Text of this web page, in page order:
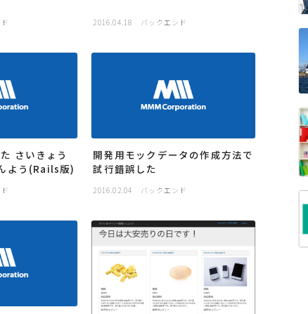
2016.04.18 バックエンド
さいきょう
よう(Rails版)
開発用モックデータの作成方法で
試行錯誤した
2016.02.04 バックエンド